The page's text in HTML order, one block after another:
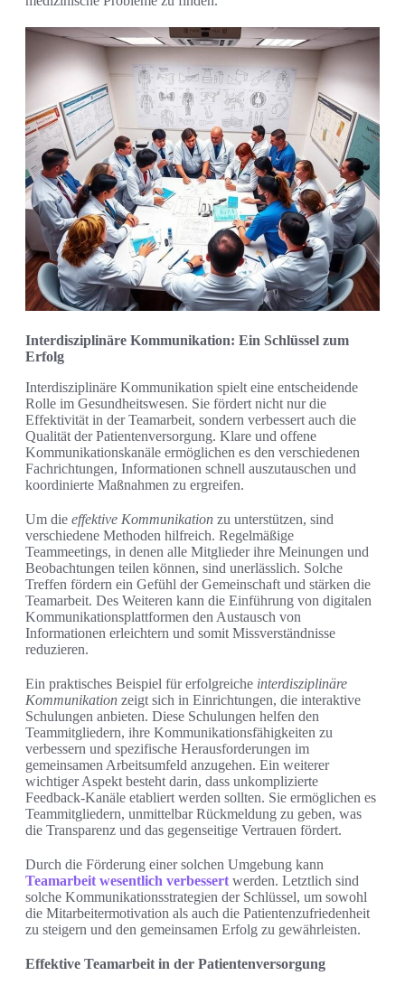
Interdisziplinäre Kommunikation: Ein Schlüssel zum
Erfolg
Interdisziplinäre Kommunikation spielt eine entscheidende
Rolle im Gesundheitswesen. Sie fördert nicht nur die
Effektivität in der Teamarbeit, sondern verbessert auch die
Qualität der Patientenversorgung. Klare und offene
Kommunikationskanäle ermöglichen es den verschiedenen
Fachrichtungen, Informationen schnell auszutauschen und
koordinierte Maßnahmen zu ergreifen.
Um die effektive Kommunikation zu unterstützen, sind
verschiedene Methoden hilfreich. Regelmäßige
Teammeetings, in denen alle Mitglieder ihre Meinungen und
Beobachtungen teilen können, sind unerlässlich. Solche
Treffen fördern ein Gefühl der Gemeinschaft und stärken die
Teamarbeit. Des Weiteren kann die Einführung von digitalen
Kommunikationsplattformen den Austausch von
Informationen erleichtern und somit Missverständnisse
reduzieren.
Ein praktisches Beispiel für erfolgreiche interdisziplinäre
Kommunikation zeigt sich in Einrichtungen, die interaktive
Schulungen anbieten. Diese Schulungen helfen den
Teammitgliedern, ihre Kommunikationsfähigkeiten zu
verbessern und spezifische Herausforderungen im
gemeinsamen Arbeitsumfeld anzugehen. Ein weiterer
wichtiger Aspekt besteht darin, dass unkomplizierte
Feedback-Kanäle etabliert werden sollten. Sie ermöglichen es
Teammitgliedern, unmittelbar Rückmeldung zu geben, was
die Transparenz und das gegenseitige Vertrauen fördert.
Durch die Förderung einer solchen Umgebung kann
Teamarbeit wesentlich verbessert werden. Letztlich sind
solche Kommunikationsstrategien der Schlüssel, um sowohl
die Mitarbeitermotivation als auch die Patientenzufriedenheit
zu steigern und den gemeinsamen Erfolg zu gewährleisten.
Effektive Teamarbeit in der Patientenversorgung